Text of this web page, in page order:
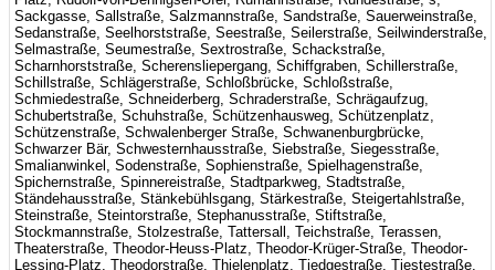
Sackgasse, Sallstraße, Salzmannstraße, Sandstraße, Sauerweinstraße,
Sedanstraße, Seelhorststraße, Seestraße, Seilerstraße, Seilwinderstraße,
Selmastraße, Seumestraße, Sextrostraße, Schackstraße,
Scharnhorststraße, Scherensliepergang, Schiffgraben, Schillerstraße,
Schillstraße, Schlägerstraße, Schloßbrücke, Schloßstraße,
Schmiedestraße, Schneiderberg, Schraderstraße, Schrägaufzug,
Schubertstraße, Schuhstraße, Schützenhausweg, Schützenplatz,
Schützenstraße, Schwalenberger Straße, Schwanenburgbrücke,
Schwarzer Bär, Schwesternhausstraße, Siebstraße, Siegesstraße,
Smalianwinkel, Sodenstraße, Sophienstraße, Spielhagenstraße,
Spichernstraße, Spinnereistraße, Stadtparkweg, Stadtstraße,
Ständehausstraße, Stänkebühlsgang, Stärkestraße, Steigertahlstraße,
Steinstraße, Steintorstraße, Stephanusstraße, Stiftstraße,
Stockmannstraße, Stolzestraße, Tattersall, Teichstraße, Terassen,
Theaterstraße, Theodor-Heuss-Platz, Theodor-Krüger-Straße, Theodor-
Lessing-Platz, Theodorstraße, Thielenplatz, Tiedgestraße, Tiestestraße,